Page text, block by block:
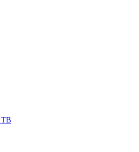
ТВ